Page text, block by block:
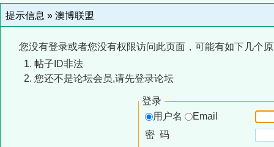
提示信息 » 澳博联盟
您没有登录或者您没有权限访问此页面，可能有如下几个
帖子ID非法
您还不是论坛会员,请先登录论坛
登录
用户名
Email
密 码